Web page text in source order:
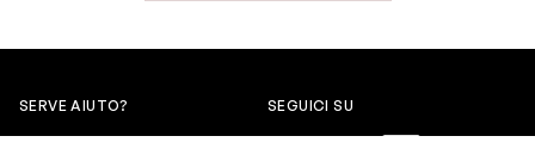
SERVE AIUTO? SEGUICI SU